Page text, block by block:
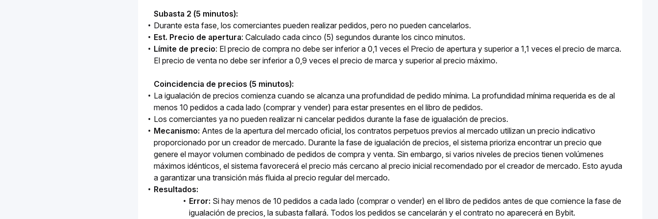
Subasta 2 (5 minutos):
Durante esta fase, los comerciantes pueden realizar pedidos, pero no pueden cancelarlos.
Est. Precio de apertura: Calculado cada cinco (5) segundos durante los cinco minutos.
Límite de precio: El precio de compra no debe ser inferior a 0,1 veces el Precio de apertura y superior a 1,1 veces el precio de marca.
El precio de venta no debe ser inferior a 0,9 veces el precio de marca y superior al precio máximo.
Coincidencia de precios (5 minutos):
La igualación de precios comienza cuando se alcanza una profundidad de pedido mínima. La profundidad mínima requerida es de al
menos 10 pedidos a cada lado (comprar y vender) para estar presentes en el libro de pedidos.
Los comerciantes ya no pueden realizar ni cancelar pedidos durante la fase de igualación de precios.
Mecanismo: Antes de la apertura del mercado oficial, los contratos perpetuos previos al mercado utilizan un precio indicativo
proporcionado por un creador de mercado. Durante la fase de igualación de precios, el sistema prioriza encontrar un precio que
genere el mayor volumen combinado de pedidos de compra y venta. Sin embargo, si varios niveles de precios tienen volúmenes
máximos idénticos, el sistema favorecerá el precio más cercano al precio inicial recomendado por el creador de mercado. Esto ayuda
a garantizar una transición más fluida al precio regular del mercado.
Resultados:
Error: Si hay menos de 10 pedidos a cada lado (comprar o vender) en el libro de pedidos antes de que comience la fase de
igualación de precios, la subasta fallará. Todos los pedidos se cancelarán y el contrato no aparecerá en Bybit.